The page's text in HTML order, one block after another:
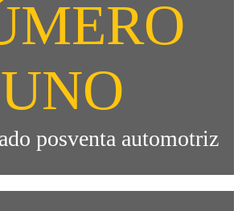
UNO
posventa automotriz